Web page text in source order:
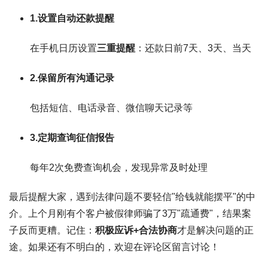
1.设置自动还款提醒
在手机日历设置三重提醒 ：还款日前7天、3天、当天
2.保留所有沟通记录
包括短信、电话录音、微信聊天记录等
3.定期查询征信报告
每年2次免费查询机会，发现异常及时处理
最后提醒大家，遇到法律问题不要轻信"给钱就能摆平"的中
介。上个月刚有个客户被假律师骗了3万"疏通费"，结果案
子反而更糟。记住： 积极应诉+合法协商才是解决问题的正
途。如果还有不明白的，欢迎在评论区留言讨论！